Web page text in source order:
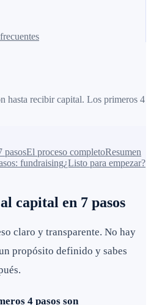
hasta recibir capital. Los primeros 4
pasosEl proceso completoResumen
fundraising¿Listo para empezar?
capital en 7 pasos
claro y transparente. No hay
propósito definido y sabes
4 pasos son